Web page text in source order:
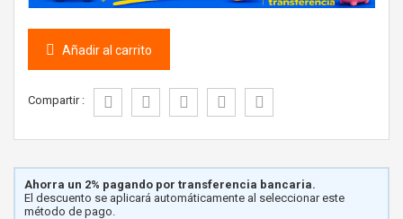
Añadir al carrito
Compartir :
Ahorra un 2% pagando por transferencia bancaria.
El descuento se aplicará automáticamente al seleccionar este
método de pago.